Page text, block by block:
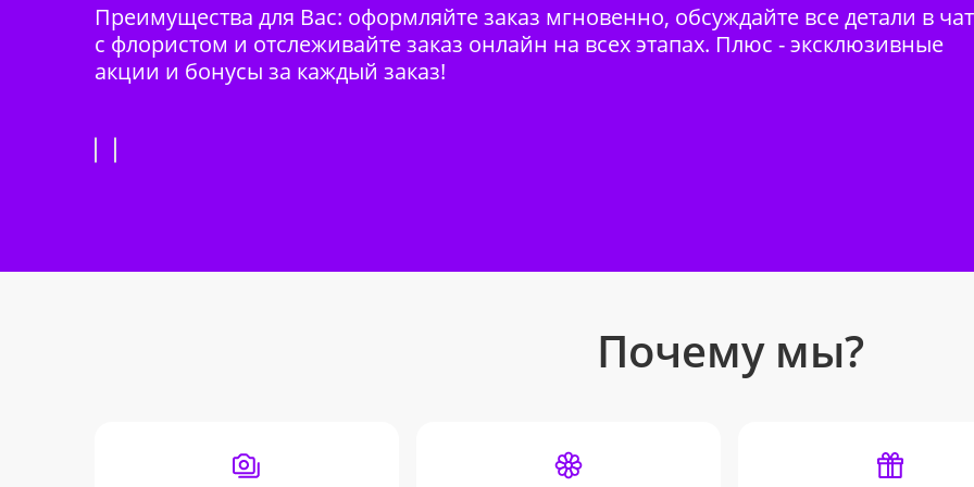
Преимущества для Вас: оформляйте заказ мгновенно, обсуждайте все детали в
с флористом и отслеживайте заказ онлайн на всех этапах. Плюс - эксклюзивные
акции и бонусы за каждый заказ!
Почему мы?